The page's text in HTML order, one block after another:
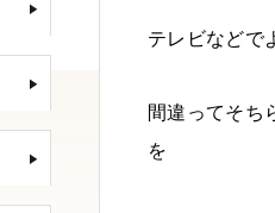
テレビなど
間違ってそち
を